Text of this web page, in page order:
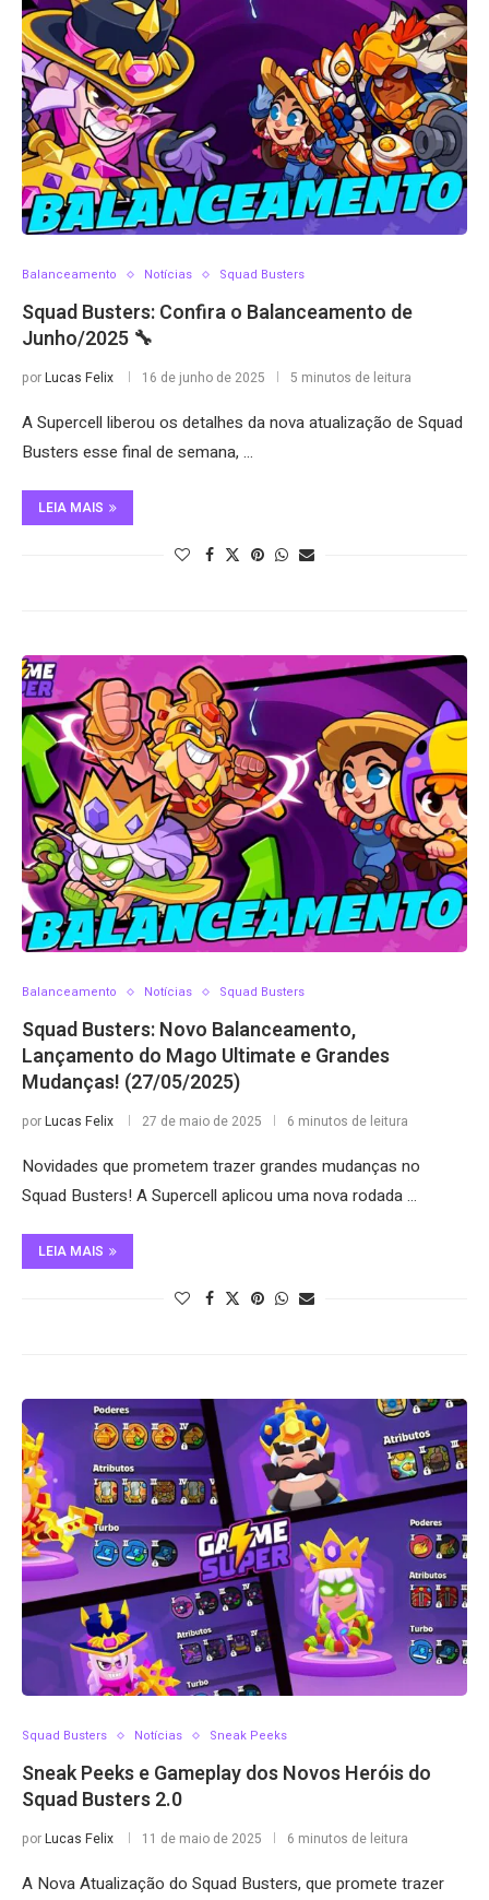
Balanceamento Notícias Squad Busters
Squad Busters: Confira o Balanceamento de
Junho/2025 🔧
porLucas Felix 16 de junho de 2025 5 minutos de leitura
A Supercell liberou os detalhes da nova atualização de Squad
Busters esse final de semana, …
LEIA MAIS
Balanceamento Notícias Squad Busters
Squad Busters: Novo Balanceamento,
Lançamento do Mago Ultimate e Grandes
Mudanças! (27/05/2025)
porLucas Felix 27 de maio de 2025 6 minutos de leitura
Novidades que prometem trazer grandes mudanças no
Squad Busters! A Supercell aplicou uma nova rodada …
LEIA MAIS
Squad Busters Notícias Sneak Peeks
Sneak Peeks e Gameplay dos Novos Heróis do
Squad Busters 2.0
porLucas Felix 11 de maio de 2025 6 minutos de leitura
A Nova Atualização do Squad Busters, que promete trazer